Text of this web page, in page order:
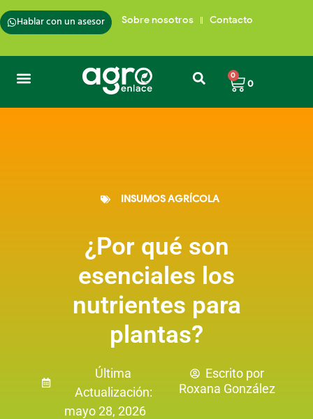
Hablar con un asesor Sobre nosotros Contacto
0
0
INSUMOS AGRÍCOLA
¿Por qué son
esenciales los
nutrientes para
plantas?
Última
Actualización:
mayo 28, 2026
Escrito por
Roxana González